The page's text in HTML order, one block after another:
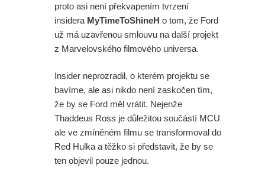
proto asi není překvapením tvrzení
insidera MyTimeToShineH o tom, že Ford
už má uzavřenou smlouvu na další projekt
z Marvelovského filmového universa.
Insider neprozradil, o kterém projektu se
bavíme, ale asi nikdo není zaskočen tím,
že by se Ford měl vrátit. Nejenže
Thaddeus Ross je důležitou součástí MCU,
ale ve zmíněném filmu se transformoval do
Red Hulka a těžko si představit, že by se
ten objevil pouze jednou.